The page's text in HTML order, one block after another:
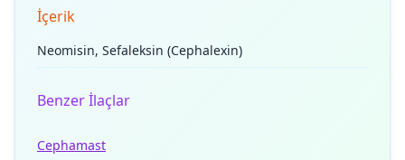
İçerik
Neomisin, Sefaleksin (Cephalexin)
Benzer İlaçlar
Cephamast